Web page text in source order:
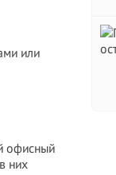
или
офисный
них